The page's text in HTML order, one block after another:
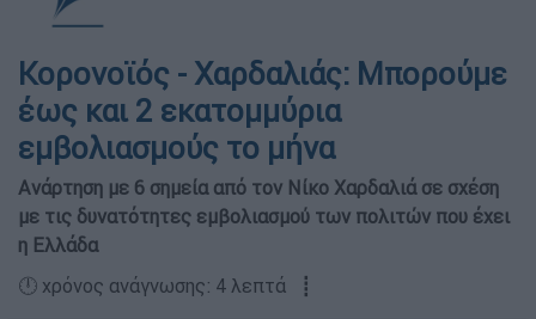
Κορονοϊός - Χαρδαλιάς: Μπορούμε
έως και 2 εκατομμύρια
εμβολιασμούς το μήνα
Ανάρτηση με 6 σημεία από τον Νίκο Χαρδαλιά σε σχέση
με τις δυνατότητες εμβολιασμού των πολιτών που έχει
η Ελλάδα
🕛 χρόνος ανάγνωσης: 4 λεπτά ┋